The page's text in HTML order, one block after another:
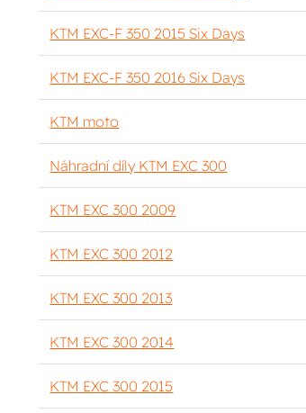
KTM EXC-F 350 2015 Six Days
KTM EXC-F 350 2016 Six Days
KTM moto
Náhradní díly KTM EXC 300
KTM EXC 300 2009
KTM EXC 300 2012
KTM EXC 300 2013
KTM EXC 300 2014
KTM EXC 300 2015